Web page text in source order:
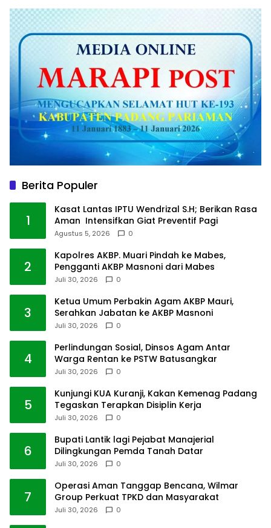
Berita Populer
1
Kasat Lantas IPTU Wendrizal S.H; Berikan Rasa
Aman Intensifkan Giat Preventif Pagi
Agustus 5, 2026 0
2
Kapolres AKBP. Muari Pindah ke Mabes,
Pengganti AKBP Masnoni dari Mabes
Juli 30, 2026 0
3
Ketua Umum Perbakin Agam AKBP Mauri,
Serahkan Jabatan ke AKBP Masnoni
Juli 30, 2026 0
4
Perlindungan Sosial, Dinsos Agam Antar
Warga Rentan ke PSTW Batusangkar
Juli 30, 2026 0
5
Kunjungi KUA Kuranji, Kakan Kemenag Padang
Tegaskan Terapkan Disiplin Kerja
Juli 30, 2026 0
6
Bupati Lantik lagi Pejabat Manajerial
Dilingkungan Pemda Tanah Datar
Juli 30, 2026 0
7
Operasi Aman Tanggap Bencana, Wilmar
Group Perkuat TPKD dan Masyarakat
Juli 30, 2026 0